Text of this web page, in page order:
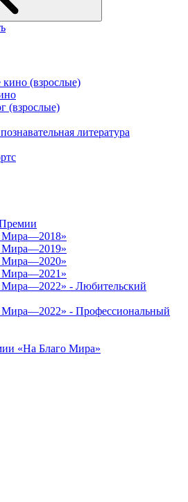
(взрослые)
(взрослые)
литература
Мира—2018»
Мира—2019»
Мира—2020»
Мира—2021»
- Любительский
- Профессиональный
«На Благо Мира»